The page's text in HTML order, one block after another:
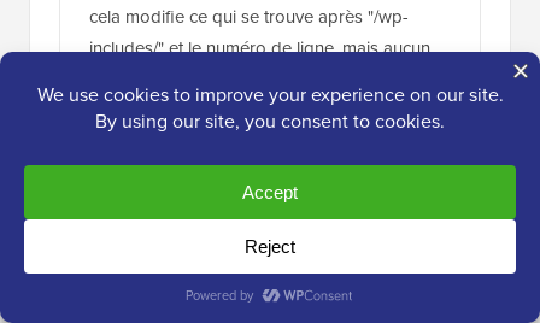
cela modifie ce qui se trouve après "/wp-
includes/" et le numéro de ligne, mais aucun
la taille. Des conseils ?
Répondre
Jordan Casey